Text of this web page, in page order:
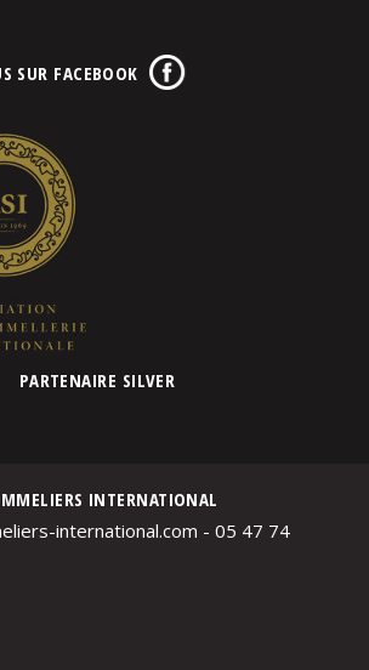
SUR FACEBOOK
PARTENAIRE SILVER
INTERNATIONAL
international.com - 05 47 74